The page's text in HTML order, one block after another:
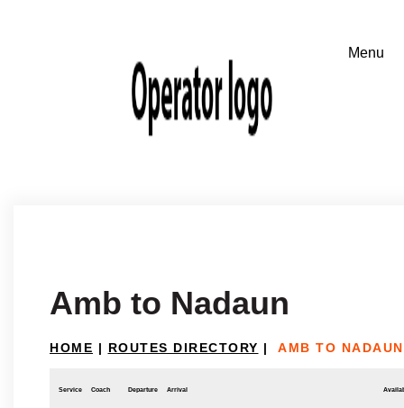
Amb to Nadaun
HOME | ROUTES DIRECTORY | AMB TO NADAUN
Service Coach Departure Arrival